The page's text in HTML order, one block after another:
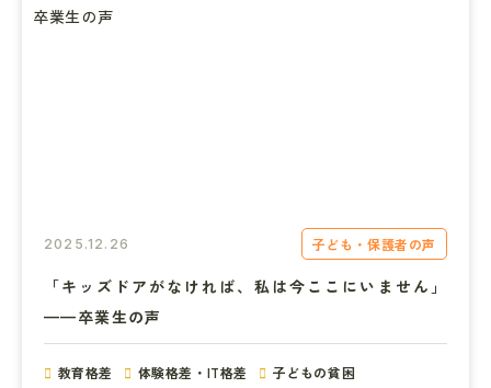
2025.12.26 子ども・保護者の声
「キッズドアがなければ、私は今ここにいません」
——卒業生の声
教育格差 体験格差・IT格差 子どもの貧困